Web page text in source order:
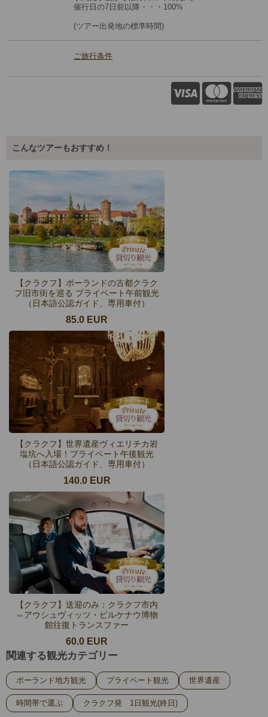
催行日の7日前以降・・・100%
(ツアー出発地の標準時間)
ご旅行条件
こんなツアーもおすすめ！
【クラクフ】ポーランドの古都クラク
フ旧市街を巡る プライベート午前観光
（日本語公認ガイド、専用車付）
85.0 EUR
【クラクフ】世界遺産ヴィエリチカ岩
塩坑へ入場！プライベート午後観光
（日本語公認ガイド、専用車付）
140.0 EUR
【クラクフ】送迎のみ：クラクフ市内
⇔アウシュヴィッツ・ビルケナウ博物
館往復トランスファー
60.0 EUR
関連する観光カテゴリー
ポーランド地方観光 プライベート観光 世界遺産
時間帯で選ぶ クラクフ発 1日観光(終日)